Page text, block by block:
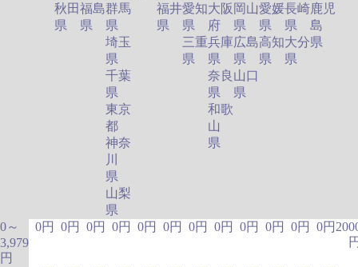
秋田
県
福島
県
群馬
県
埼玉
県
千葉
県
東京
都
神奈
川
県
山梨
県
福井
県
愛知
県
三重
県
大阪
府
兵庫
県
奈良
県
和歌
山
県
岡山
県
広島
県
山口
県
愛媛
県
高知
県
長崎
県
大分
県
鹿児
島
県
0～
3,979
円
0円 0円 0円 0円 0円 0円 0円 0円 0円 0円 0円 0円